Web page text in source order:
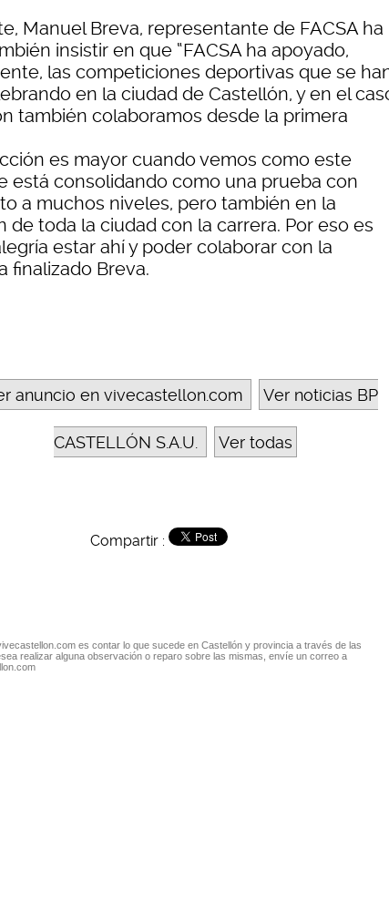
Manuel Breva, representante de FACSA ha
insistir en que “FACSA ha apoyado,
las competiciones deportivas que se
en la ciudad de Castellón, y en el
también colaboramos desde la primera
es mayor cuando vemos como este
está consolidando como una prueba con
a muchos niveles, pero también en la
de toda la ciudad con la carrera. Por eso es
estar ahí y poder colaborar con la
finalizado Breva.
anuncio en vivecastellon.com Ver noticias BP
CASTELLÓN S.A.U. Ver todas
Compartir :
es contar lo que sucede en Castellón y provincia a través de las
realizar alguna observación o reparo sobre las mismas, envíe un correo a